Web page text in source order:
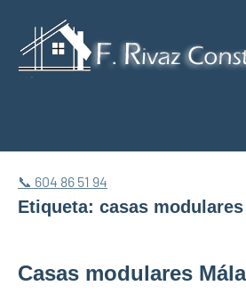
contenido
📞 604 86 51 94
Etiqueta: casas
Casas modulares